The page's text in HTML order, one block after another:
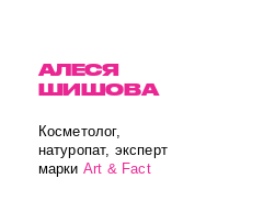
АЛЕСЯ
ШИШОВА
Косметолог,
натуропат, эксперт
марки Art & Fact